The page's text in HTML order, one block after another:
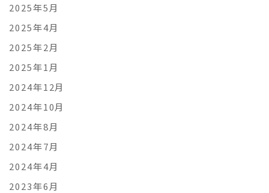
2025年5月
2025年4月
2025年2月
2025年1月
2024年12月
2024年10月
2024年8月
2024年7月
2024年4月
2023年6月